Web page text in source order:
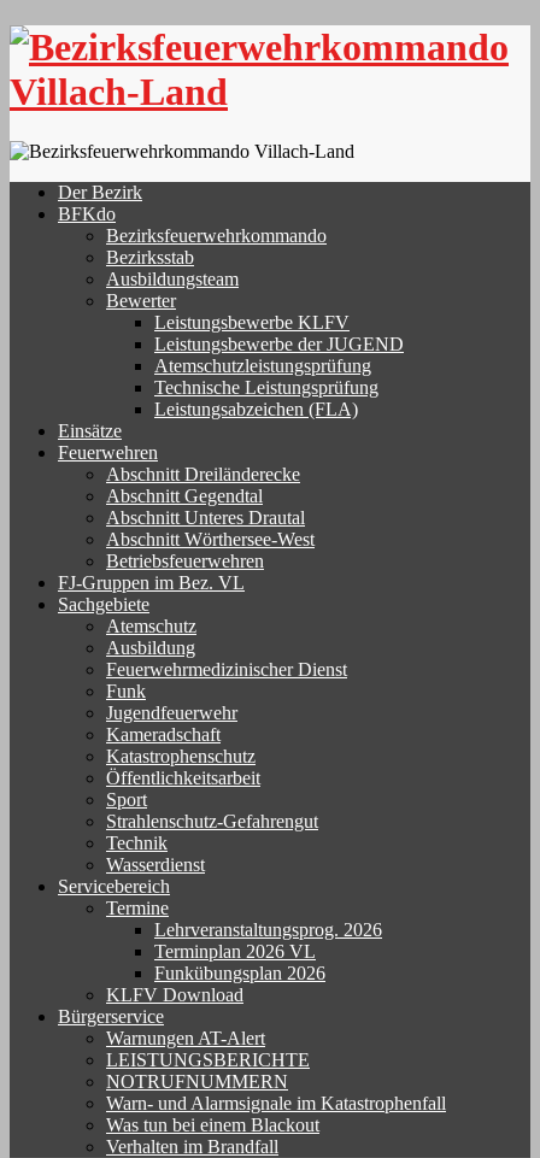
Skip
content
Der Bezirk
BFKdo
Bezirksfeuerwehrkommando
Bezirksstab
Ausbildungsteam
Bewerter
Leistungsbewerbe KLFV
Leistungsbewerbe der JUGEND
Atemschutzleistungsprüfung
Technische Leistungsprüfung
Leistungsabzeichen (FLA)
Einsätze
Feuerwehren
Abschnitt Dreiländerecke
Abschnitt Gegendtal
Abschnitt Unteres Drautal
Abschnitt Wörthersee-West
Betriebsfeuerwehren
FJ-Gruppen im Bez. VL
Sachgebiete
Atemschutz
Ausbildung
Feuerwehrmedizinischer Dienst
Funk
Jugendfeuerwehr
Kameradschaft
Katastrophenschutz
Öffentlichkeitsarbeit
Sport
Strahlenschutz-Gefahrengut
Technik
Wasserdienst
Servicebereich
Termine
Lehrveranstaltungsprog. 2026
Terminplan 2026 VL
Funkübungsplan 2026
KLFV Download
Bürgerservice
Warnungen AT-Alert
LEISTUNGSBERICHTE
NOTRUFNUMMERN
Warn- und Alarmsignale im Katastrophenfall
Was tun bei einem Blackout
Verhalten im Brandfall